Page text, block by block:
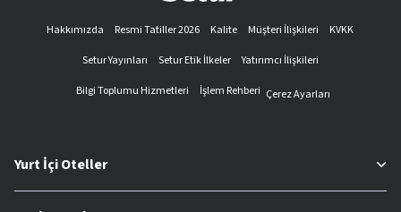
Hakkımızda Resmi Tatiller 2026 Kalite Müşteri İlişkileri
KVKK
Setur Yayınları
Setur Etik İlkeler
Yatırımcı İlişkileri
Bilgi Toplumu Hizmetleri
İşlem Rehberi Çerez Ayarları
Yurt İçi Oteller